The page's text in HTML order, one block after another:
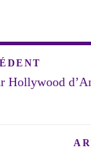
Hollywood